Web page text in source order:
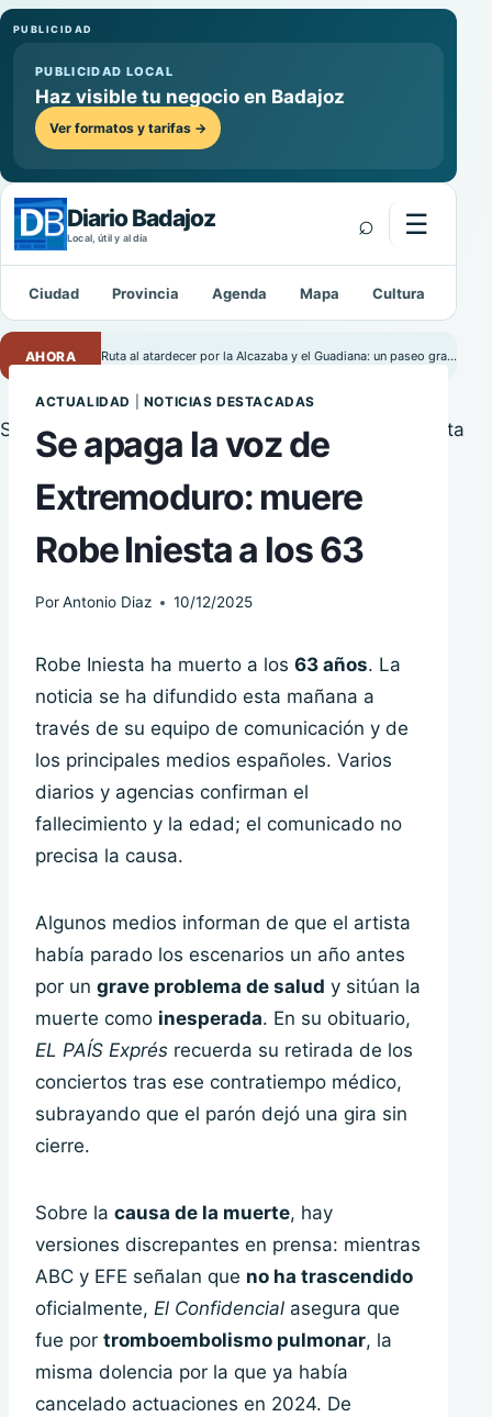
PUBLICIDAD
PUBLICIDAD LOCAL
Haz visible tu negocio en Badajoz
Ver formatos y tarifas →
Diario Badajoz
Local, útil y al día ⌕ ☰Abrir
Buscar:
Ciudad Provincia Agenda Mapa Cultura
AHORA Ruta al atardecer por la Alcazaba y el Guadiana: un paseo gratuito por Badajoz
ACTUALIDAD NOTICIAS DESTACADAS
Se apaga la voz de
Extremoduro: muere
Robe Iniesta a los 63
PorAntonio Diaz 10/12/2025
Robe Iniesta ha muerto a los 63 años. La
noticia se ha difundido esta mañana a
través de su equipo de comunicación y de
los principales medios españoles. Varios
diarios y agencias confirman el
fallecimiento y la edad; el comunicado no
precisa la causa.
Algunos medios informan de que el artista
había parado los escenarios un año antes
por un grave problema de salud y sitúan la
muerte como inesperada. En su obituario,
EL PAÍS Exprés recuerda su retirada de los
conciertos tras ese contratiempo médico,
subrayando que el parón dejó una gira sin
cierre.
Sobre la causa de la muerte, hay
versiones discrepantes en prensa: mientras
ABC y EFE señalan que no ha trascendido
oficialmente, El Confidencial asegura que
fue por tromboembolismo pulmonar, la
misma dolencia por la que ya había
cancelado actuaciones en 2024. De